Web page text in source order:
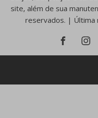
site, além de sua
reservados. | Última